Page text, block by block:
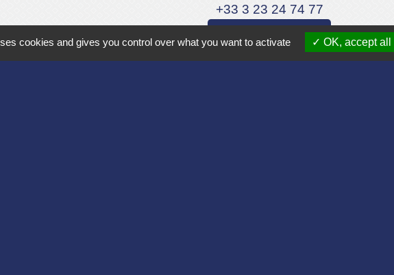
+33 3 23 24 74 77
Formulaire de contact
cookies and gives you control over what you want to activate OK, accept all